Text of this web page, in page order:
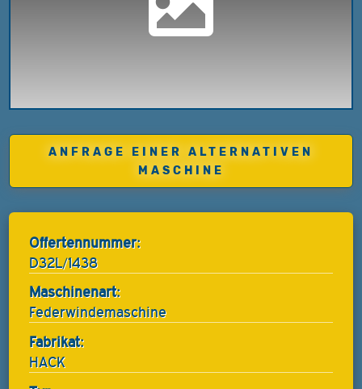
ANFRAGE EINER ALTERNATIVEN
MASCHINE
Offertennummer:
D32L/1438
Maschinenart:
Federwindemaschine
Fabrikat:
HACK